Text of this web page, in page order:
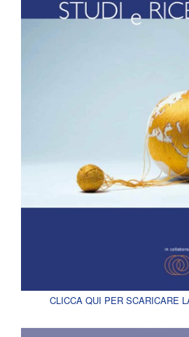
CLICCA QUI PER SCARICARE